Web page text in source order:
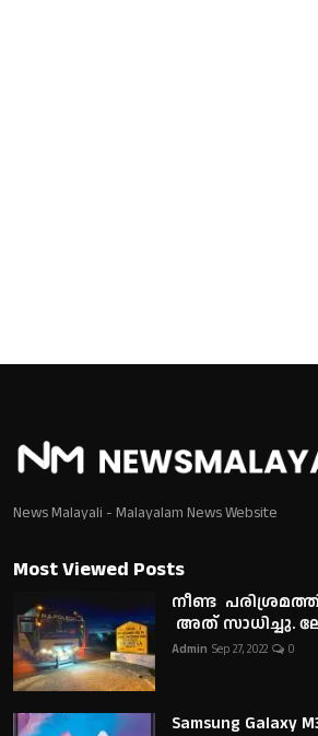
News Malayali - Malayalam News Website
Most Viewed Posts
നീണ്ട
അത് സാധിച്ചു.
Admin Sep 27, 2022 0
Samsung Galaxy